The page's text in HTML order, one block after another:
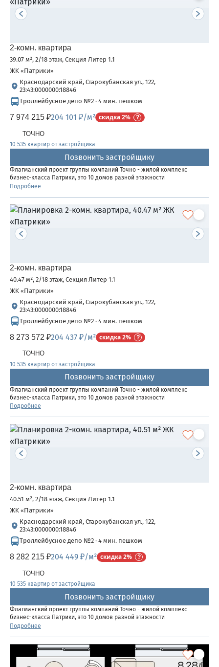
2-комн. квартира
39.07 м², 2/18 этаж, Секция Литер 1.1
ЖК «Патрики»
Краснодарский край, Старокубанская ул., 122,
23:43:0000000:18846
Троллейбусное депо №2 · 4 мин. пешком
7 974 215 ₽204 101 ₽/м² скидка 2%
ТОЧНО
10 535 квартир от застройщика
Позвонить застройщику
Флагманский проект группы компаний Точно - жилой комплекс
бизнес-класса Патрики, это 10 домов разной этажности
расположившихся на 28,5 гектарах. Жилой комплекс с концепцией
Подробнее
2-комн. квартира
40.47 м², 2/18 этаж, Секция Литер 1.1
ЖК «Патрики»
Краснодарский край, Старокубанская ул., 122,
23:43:0000000:18846
Троллейбусное депо №2 · 4 мин. пешком
8 273 572 ₽204 437 ₽/м² скидка 2%
ТОЧНО
10 535 квартир от застройщика
Позвонить застройщику
Флагманский проект группы компаний Точно - жилой комплекс
бизнес-класса Патрики, это 10 домов разной этажности
расположившихся на 28,5 гектарах. Жилой комплекс с концепцией
Подробнее
2-комн. квартира
40.51 м², 2/18 этаж, Секция Литер 1.1
ЖК «Патрики»
Краснодарский край, Старокубанская ул., 122,
23:43:0000000:18846
Троллейбусное депо №2 · 4 мин. пешком
8 282 215 ₽204 449 ₽/м² скидка 2%
ТОЧНО
10 535 квартир от застройщика
Позвонить застройщику
Флагманский проект группы компаний Точно - жилой комплекс
бизнес-класса Патрики, это 10 домов разной этажности
расположившихся на 28,5 гектарах. Жилой комплекс с концепцией
Подробнее